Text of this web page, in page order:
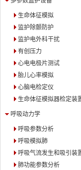
生命体征模拟
监护除颤防护
监护电外科干扰
有创压力
心电电极片测试
胎儿心率模拟
心脑电检定仪
生命体征模拟器检定装
呼吸动力学
呼吸参数分析
呼吸模拟肺
呼吸气流发生和吸引装
肺功能参数分析